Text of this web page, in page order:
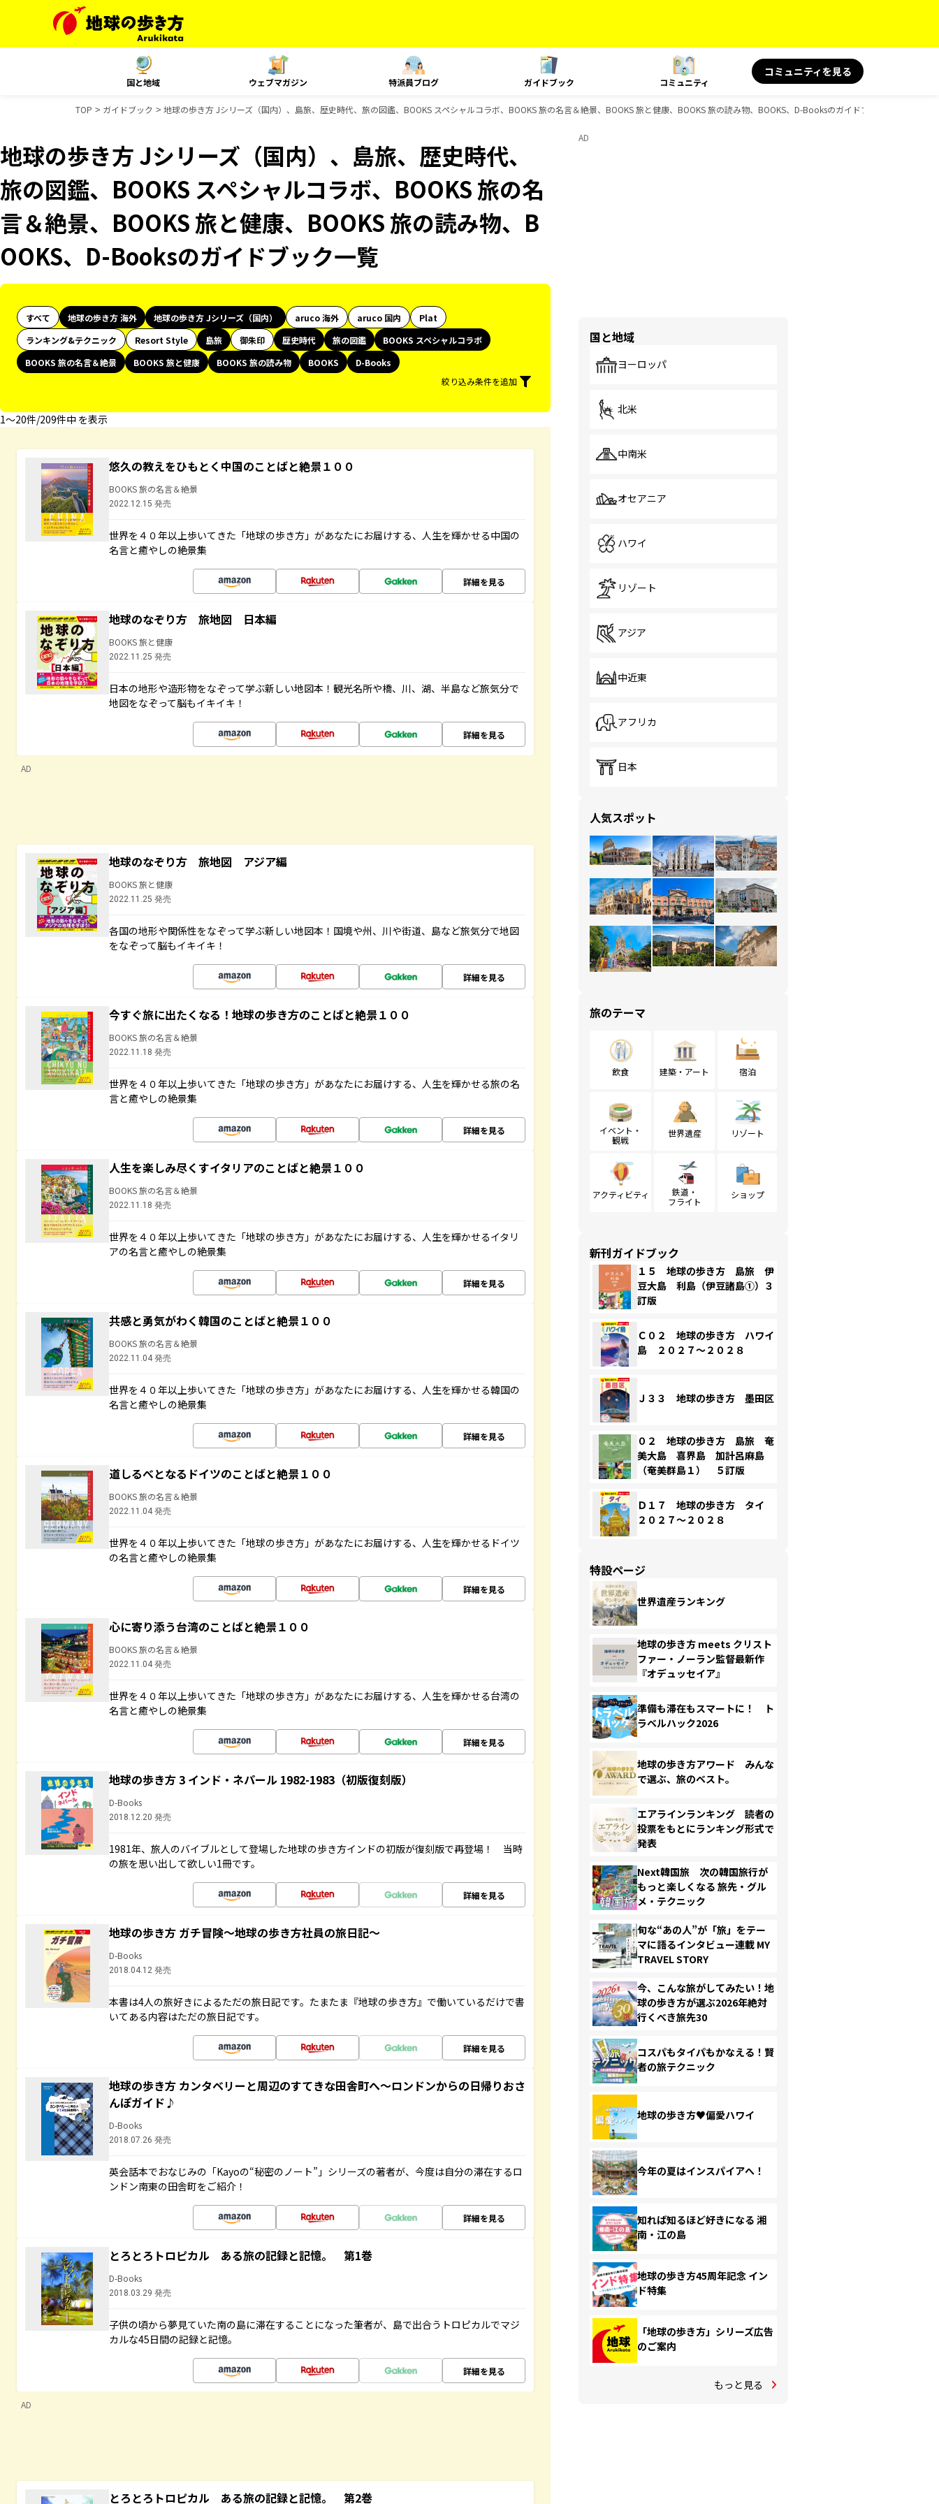
国と地域 ウェブマガジン 特派員ブログ ガイドブック コミュニティ
コミュニティを見る
TOP ガイドブック 地球の歩き方 Jシリーズ（国内）、島旅、歴史時代、旅の図鑑、BOOKS スペシャルコラボ、BOOKS 旅の名言＆絶景、BOOKS 旅と健康、BOOKS 旅の読み物、BOOKS、D-Booksのガイドブック一覧
地球の歩き方 Jシリーズ（国内）、島旅、歴史時代、
旅の図鑑、BOOKS スペシャルコラボ、BOOKS 旅の名
言＆絶景、BOOKS 旅と健康、BOOKS 旅の読み物、B
OOKS、D-Booksのガイドブック一覧
すべて 地球の歩き方 海外 地球の歩き方 Jシリーズ（国内） aruco 海外 aruco 国内
Plat
ランキング&テクニック
Resort Style 島旅 御朱印 歴史時代 旅の図鑑
BOOKS スペシャルコラボ
BOOKS 旅の名言＆絶景
BOOKS 旅と健康 BOOKS 旅の読み物 BOOKS
D-Books
絞り込み条件を追加
1〜20件/209件中 を表示
悠久の教えをひもとく中国のことばと絶景１００
BOOKS 旅の名言＆絶景
2022.12.15 発売
世界を４０年以上歩いてきた「地球の歩き方」があなたにお届けする、人生を輝かせる中国の
名言と癒やしの絶景集
詳細を見る
地球のなぞり方 旅地図 日本編
BOOKS 旅と健康
2022.11.25 発売
日本の地形や造形物をなぞって学ぶ新しい地図本！観光名所や橋、川、湖、半島など旅気分で
地図をなぞって脳もイキイキ！
詳細を見る
AD
地球のなぞり方 旅地図 アジア編
BOOKS 旅と健康
2022.11.25 発売
各国の地形や関係性をなぞって学ぶ新しい地図本！国境や州、川や街道、島など旅気分で地図
をなぞって脳もイキイキ！
詳細を見る
今すぐ旅に出たくなる！地球の歩き方のことばと絶景１００
BOOKS 旅の名言＆絶景
2022.11.18 発売
世界を４０年以上歩いてきた「地球の歩き方」があなたにお届けする、人生を輝かせる旅の名
言と癒やしの絶景集
詳細を見る
人生を楽しみ尽くすイタリアのことばと絶景１００
BOOKS 旅の名言＆絶景
2022.11.18 発売
世界を４０年以上歩いてきた「地球の歩き方」があなたにお届けする、人生を輝かせるイタリ
アの名言と癒やしの絶景集
詳細を見る
共感と勇気がわく韓国のことばと絶景１００
BOOKS 旅の名言＆絶景
2022.11.04 発売
世界を４０年以上歩いてきた「地球の歩き方」があなたにお届けする、人生を輝かせる韓国の
名言と癒やしの絶景集
詳細を見る
道しるべとなるドイツのことばと絶景１００
BOOKS 旅の名言＆絶景
2022.11.04 発売
世界を４０年以上歩いてきた「地球の歩き方」があなたにお届けする、人生を輝かせるドイツ
の名言と癒やしの絶景集
詳細を見る
心に寄り添う台湾のことばと絶景１００
BOOKS 旅の名言＆絶景
2022.11.04 発売
世界を４０年以上歩いてきた「地球の歩き方」があなたにお届けする、人生を輝かせる台湾の
名言と癒やしの絶景集
詳細を見る
地球の歩き方 3 インド・ネパール 1982-1983（初版復刻版）
D-Books
2018.12.20 発売
1981年、旅人のバイブルとして登場した地球の歩き方インドの初版が復刻版で再登場！ 当時
の旅を思い出して欲しい1冊です。
詳細を見る
地球の歩き方 ガチ冒険～地球の歩き方社員の旅日記～
D-Books
2018.04.12 発売
本書は4人の旅好きによるただの旅日記です。たまたま『地球の歩き方』で働いているだけで書
いてある内容はただの旅日記です。
詳細を見る
地球の歩き方 カンタベリーと周辺のすてきな田舎町へ～ロンドンからの日帰りおさ
んぽガイド♪
D-Books
2018.07.26 発売
英会話本でおなじみの「Kayoの“秘密のノート”」シリーズの著者が、今度は自分の滞在するロ
ンドン南東の田舎町をご紹介！
詳細を見る
とろとろトロピカル ある旅の記録と記憶。 第1巻
D-Books
2018.03.29 発売
子供の頃から夢見ていた南の島に滞在することになった筆者が、島で出合うトロピカルでマジ
カルな45日間の記録と記憶。
詳細を見る
AD
とろとろトロピカル ある旅の記録と記憶。 第2巻
AD
国と地域
ヨーロッパ
北米
中南米
オセアニア
ハワイ
リゾート
アジア
中近東
アフリカ
日本
人気スポット
旅のテーマ
飲食 建築・アート 宿泊
イベント・
観戦
世界遺産 リゾート
アクティビティ
鉄道・
フライト
ショップ
新刊ガイドブック
１５ 地球の歩き方 島旅 伊
豆大島 利島（伊豆諸島①）３
訂版
Ｃ０２ 地球の歩き方 ハワイ
島 ２０２７～２０２８
Ｊ３３ 地球の歩き方 墨田区
０２ 地球の歩き方 島旅 奄
美大島 喜界島 加計呂麻島
（奄美群島１） ５訂版
Ｄ１７ 地球の歩き方 タイ
２０２７～２０２８
特設ページ
世界遺産ランキング
地球の歩き方 meets クリスト
ファー・ノーラン監督最新作
『オデュッセイア』
準備も滞在もスマートに！ ト
ラベルハック2026
地球の歩き方アワード みんな
で選ぶ、旅のベスト。
エアラインランキング 読者の
投票をもとにランキング形式で
発表
Next韓国旅 次の韓国旅行が
もっと楽しくなる 旅先・グル
メ・テクニック
旬な“あの人”が「旅」をテー
マに語るインタビュー連載 MY
TRAVEL STORY
今、こんな旅がしてみたい！地
球の歩き方が選ぶ2026年絶対
行くべき旅先30
コスパもタイパもかなえる！賢
者の旅テクニック
地球の歩き方♥偏愛ハワイ
今年の夏はインスパイアへ！
知れば知るほど好きになる 湘
南・江の島
地球の歩き方45周年記念 イン
ド特集
「地球の歩き方」シリーズ広告
のご案内
もっと見る